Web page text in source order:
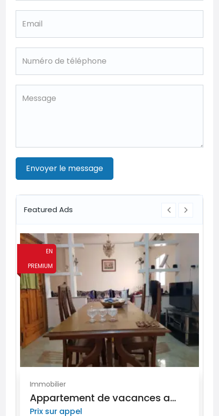
Envoyer le message
Featured Ads
EN
PREMIUM
Immobilier
Appartement de vacances a...
Prix ​​sur appel